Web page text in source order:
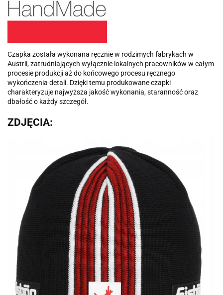
Czapka została wykonana ręcznie w rodzimych fabrykach w
Austrii, zatrudniających wyłącznie lokalnych pracowników w całym
procesie produkcji aż do końcowego procesu ręcznego
wykończenia detali. Dzięki temu produkowane czapki
charakteryzuje najwyższa jakość wykonania, staranność oraz
dbałość o każdy szczegół.
ZDJĘCIA: